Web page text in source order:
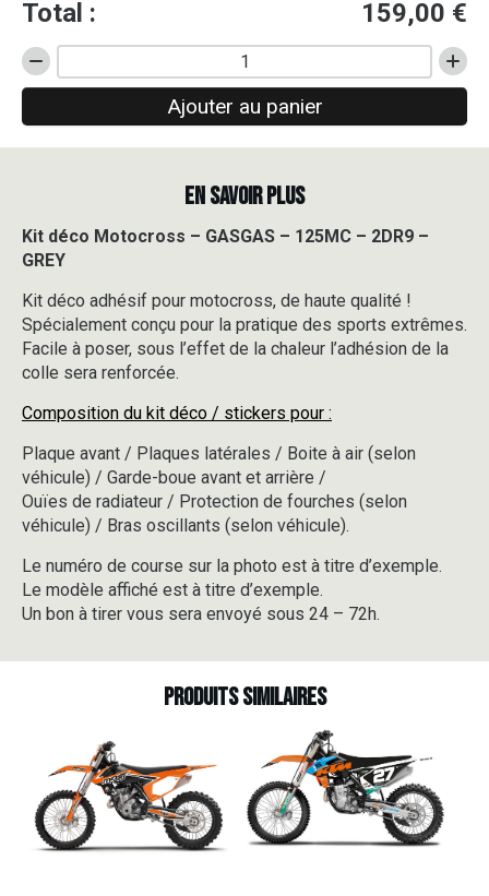
Total : 159,00 €
quantité
de
déco
Motocross
125MC
-
-
GREY
Ajouter au panier
EN SAVOIR PLUS
Kit déco Motocross – GASGAS – 125MC – 2DR9 –
GREY
Kit déco adhésif pour motocross, de haute qualité !
Spécialement conçu pour la pratique des sports extrêmes.
Facile à poser, sous l’effet de la chaleur l’adhésion de la
colle sera renforcée.
Composition du kit déco / stickers pour :
Plaque avant / Plaques latérales / Boite à air (selon
véhicule) / Garde-boue avant et arrière /
Ouïes de radiateur / Protection de fourches (selon
véhicule) / Bras oscillants (selon véhicule).
Le numéro de course sur la photo est à titre d’exemple.
Le modèle affiché est à titre d’exemple.
Un bon à tirer vous sera envoyé sous 24 – 72h.
Produits similaires